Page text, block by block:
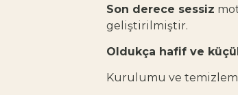
Son derece sessiz
geliştirilmiştir.
Oldukça hafif ve
Kurulumu ve